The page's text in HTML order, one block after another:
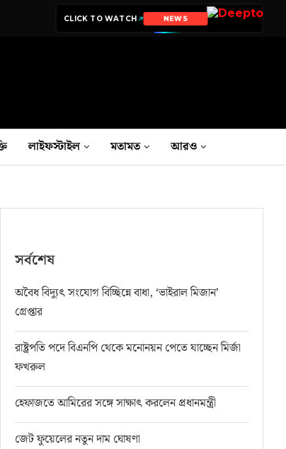
CLICK TO WATCH NEWS
লাইফস্টাইল মতামত আরও
সর্বশেষ
অবৈধ বিদ্যুৎ সংযোগ বিচ্ছিন্নে বাধা, ‘ভাইরাল মিজান’
গ্রেপ্তার
রাষ্ট্রপতি পদে বিএনপি থেকে মনোনয়ন পেতে যাচ্ছেন মির্জা
ফখরুল
হেফাজতে আমিরের সঙ্গে সাক্ষাৎ করলেন প্রধানমন্ত্রী
জেট ফুয়েলের নতুন দাম ঘোষণা